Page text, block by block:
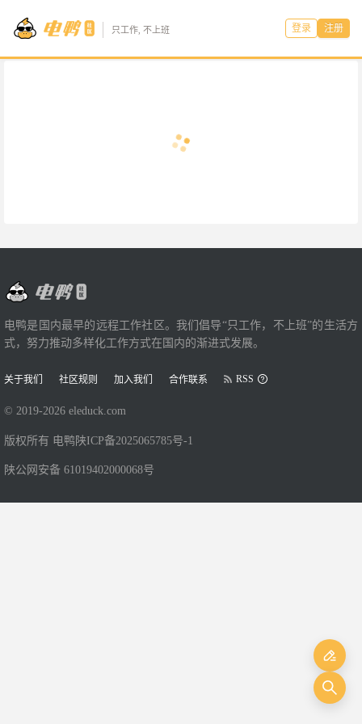
只工作, 不上班 登录 注册
电鸭是国内最早的远程工作社区。我们倡导“只工作，不上班”的生活方
式，努力推动多样化工作方式在国内的渐进式发展。
关于我们 社区规则 加入我们 合作联系 RSS
© 2019-2026 eleduck.com
版权所有 电鸭 陕ICP备2025065785号-1
陕公网安备 61019402000068号